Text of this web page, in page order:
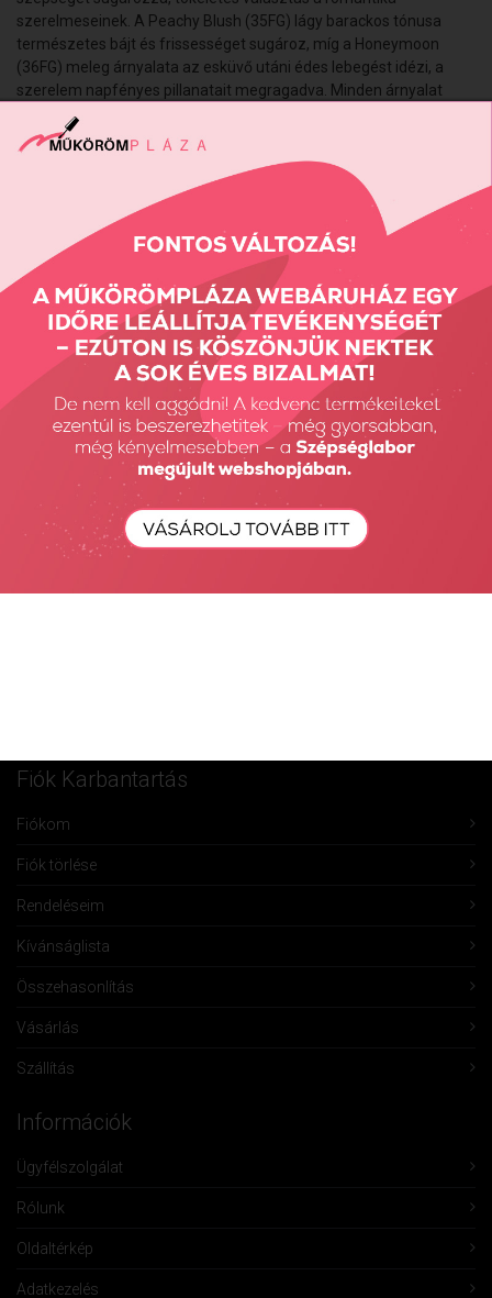
szerelmeseinek. A Peachy Blush (35FG) lágy barackos tónusa
természetes bájt és frissességet sugároz, míg a Honeymoon
(36FG) meleg árnyalata az esküvő utáni édes lebegést idézi, a
szerelem napfényes pillanatait megragadva. Minden árnyalat
egyedi ragyogást és eleganciát kölcsönöz a körmöknek, hogy a
menyasszonyi szépség a kezeken is életre kelhessen.
Kötési ideje UV-ban 2-3 perc, LED-ben 1-2 perc.
Vissza: Havi akciók
Előző termék Következő termék
Részletes Kereső
Keresés...
Keresés
Fiók Karbantartás
Fiókom
Fiók törlése
Rendeléseim
Kívánságlista
Összehasonlítás
Vásárlás
Szállítás
Információk
Ügyfélszolgálat
Rólunk
Oldaltérkép
Adatkezelés